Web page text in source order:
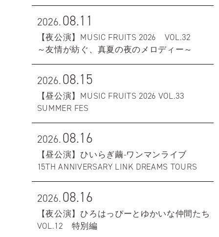
2026.08.11
【夜公演】MUSIC FRUITS 2026 VOL.32
～友情が紡ぐ、真夏の夜のメロディー～
2026.08.15
【昼公演】MUSIC FRUITS 2026 VOL.33
SUMMER FES
2026.08.16
【昼公演】ひいらぎ繭-ワンマンライブ
15TH ANNIVERSARY LINK DREAMS TOURS
2026.08.16
【夜公演】ひろはっぴーとゆかいな仲間たち
VOL.12 特別編